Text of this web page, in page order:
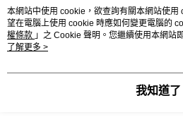
熱門標籤
本網站中使用 cookie，欲查詢有關本網站使
望在電腦上使用 cookie 時應如何變更電腦的
權條款 」之 Cookie 聲明。您繼續使用本網站
用條款之 Cookie 聲明使用 cookie。
了解更多 >
我知道了